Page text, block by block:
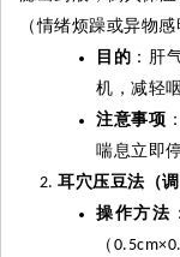
（情绪烦躁或异物感
目的 ：肝
机，减轻
注意事项
喘息立即
耳穴压豆法（
操作方法
（